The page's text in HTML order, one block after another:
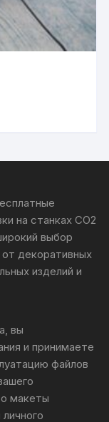
на станках CO2
выбор
декоративных
изделий и
вы
и принимаете
файлов
макеты